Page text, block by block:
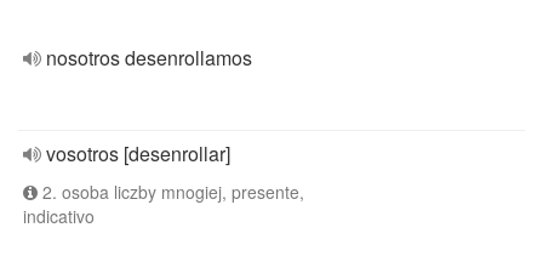
nosotros desenrollamos
vosotros [desenrollar]
2. osoba liczby mnogiej, presente,
indicativo